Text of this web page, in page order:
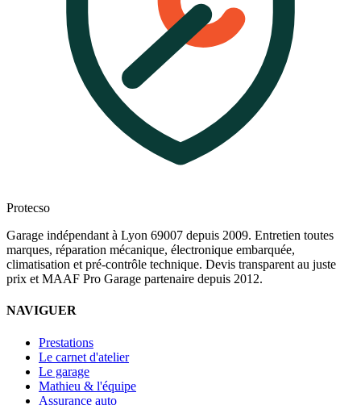
Protecso
Garage indépendant à Lyon 69007 depuis 2009. Entretien toutes
marques, réparation mécanique, électronique embarquée,
climatisation et pré-contrôle technique. Devis transparent au juste
prix et MAAF Pro Garage partenaire depuis 2012.
NAVIGUER
Prestations
Le carnet d'atelier
Le garage
Mathieu & l'équipe
Assurance auto